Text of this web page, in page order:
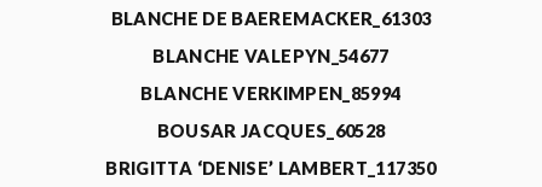
BLANCHE DE BAEREMACKER_61303
BLANCHE VALEPYN_54677
BLANCHE VERKIMPEN_85994
BOUSAR JACQUES_60528
BRIGITTA ‘DENISE’ LAMBERT_117350